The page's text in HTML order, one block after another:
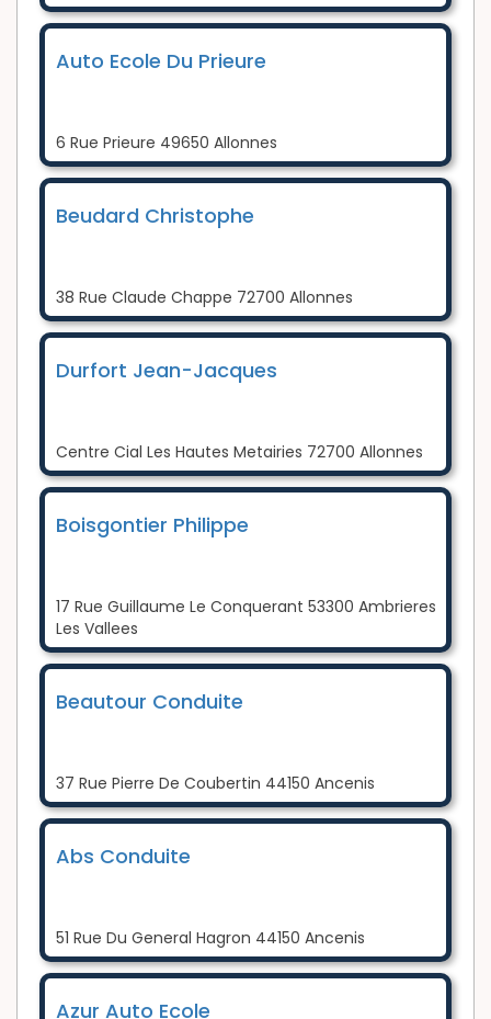
Auto Ecole Du Prieure
6 Rue Prieure 49650 Allonnes
Beudard Christophe
38 Rue Claude Chappe 72700 Allonnes
Durfort Jean-Jacques
Centre Cial Les Hautes Metairies 72700 Allonnes
Boisgontier Philippe
17 Rue Guillaume Le Conquerant 53300 Ambrieres
Les Vallees
Beautour Conduite
37 Rue Pierre De Coubertin 44150 Ancenis
Abs Conduite
51 Rue Du General Hagron 44150 Ancenis
Azur Auto Ecole